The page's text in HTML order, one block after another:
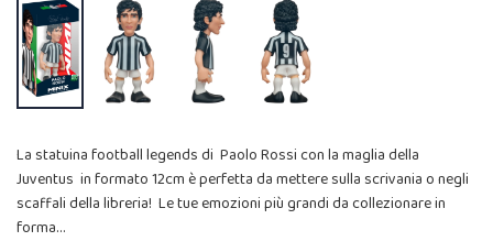
La statuina football legends di Paolo Rossi con la maglia della
Juventus in formato 12cm è perfetta da mettere sulla scrivania o negli
scaffali della libreria! Le tue emozioni più grandi da collezionare in
forma…